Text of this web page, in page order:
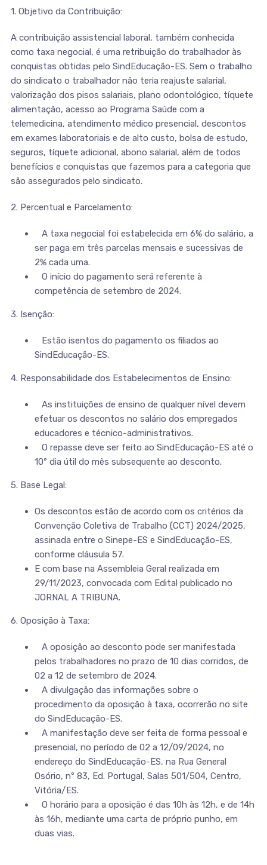
1. Objetivo da Contribuição:
A contribuição assistencial laboral, também conhecida
como taxa negocial, é uma retribuição do trabalhador às
conquistas obtidas pelo SindEducação-ES. Sem o trabalho
do sindicato o trabalhador não teria reajuste salarial,
valorização dos pisos salariais, plano odontológico, tíquete
alimentação, acesso ao Programa Saúde com a
telemedicina, atendimento médico presencial, descontos
em exames laboratoriais e de alto custo, bolsa de estudo,
seguros, tíquete adicional, abono salarial, além de todos
benefícios e conquistas que fazemos para a categoria que
são assegurados pelo sindicato.
2. Percentual e Parcelamento:
A taxa negocial foi estabelecida em 6% do salário, a
ser paga em três parcelas mensais e sucessivas de
2% cada uma.
O início do pagamento será referente à
competência de setembro de 2024.
3. Isenção:
Estão isentos do pagamento os filiados ao
SindEducação-ES.
4. Responsabilidade dos Estabelecimentos de Ensino:
As instituições de ensino de qualquer nível devem
efetuar os descontos no salário dos empregados
educadores e técnico-administrativos.
O repasse deve ser feito ao SindEducação-ES até o
10º dia útil do mês subsequente ao desconto.
5. Base Legal:
Os descontos estão de acordo com os critérios da
Convenção Coletiva de Trabalho (CCT) 2024/2025,
assinada entre o Sinepe-ES e SindEducação-ES,
conforme cláusula 57.
E com base na Assembleia Geral realizada em
29/11/2023, convocada com Edital publicado no
JORNAL A TRIBUNA.
6. Oposição à Taxa:
A oposição ao desconto pode ser manifestada
pelos trabalhadores no prazo de 10 dias corridos, de
02 a 12 de setembro de 2024.
A divulgação das informações sobre o
procedimento da oposição à taxa, ocorrerão no site
do SindEducação-ES.
A manifestação deve ser feita de forma pessoal e
presencial, no período de 02 a 12/09/2024, no
endereço do SindEducação-ES, na Rua General
Osório, nº 83, Ed. Portugal, Salas 501/504, Centro,
Vitória/ES.
O horário para a oposição é das 10h às 12h, e de 14h
às 16h, mediante uma carta de próprio punho, em
duas vias.